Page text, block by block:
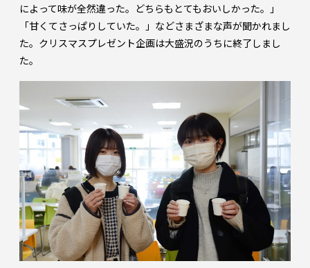
によって味が全然違った。どちらもとてもおいしかった。」
「甘くてさっぱりしていた。」などさまざまな声が聞かれまし
た。クリスマスプレゼント企画は大盛況のうちに終了しまし
た。